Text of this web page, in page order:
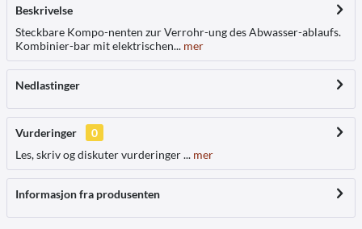
Beskrivelse
Steckbare Kompo-nenten zur Verrohr-ung des Abwasser-ablaufs.
Kombinier-bar mit elektrischen... mer
Nedlastinger
Vurderinger
0
Les, skriv og diskuter vurderinger ... mer
Informasjon fra produsenten